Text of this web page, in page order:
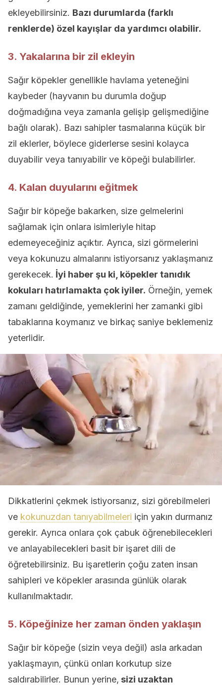
ekleyebilirsiniz. Bazı durumlarda (farklı
renklerde) özel kayışlar da yardımcı olabilir.
3. Yakalarına bir zil ekleyin
Sağır köpekler genellikle havlama yeteneğini
kaybeder (hayvanın bu durumla doğup
doğmadığına veya zamanla gelişip gelişmediğine
bağlı olarak). Bazı sahipler tasmalarına küçük bir
zil eklerler, böylece giderlerse sesini kolayca
duyabilir veya tanıyabilir ve köpeği bulabilirler.
4. Kalan duyularını eğitmek
Sağır bir köpeğe bakarken, size gelmelerini
sağlamak için onlara isimleriyle hitap
edemeyeceğiniz açıktır. Ayrıca, sizi görmelerini
veya kokunuzu almalarını istiyorsanız yaklaşmanız
gerekecek. İyi haber şu ki, köpekler tanıdık
kokuları hatırlamakta çok iyiler. Örneğin, yemek
zamanı geldiğinde, yemeklerini her zamanki gibi
tabaklarına koymanız ve birkaç saniye beklemeniz
yeterlidir.
Dikkatlerini çekmek istiyorsanız, sizi görebilmeleri
ve kokunuzdan tanıyabilmeleri için yakın durmanız
gerekir. Ayrıca onlara çok çabuk öğrenebilecekleri
ve anlayabilecekleri basit bir işaret dili de
öğretebilirsiniz. Bu işaretlerin çoğu zaten insan
sahipleri ve köpekler arasında günlük olarak
kullanılmaktadır.
5. Köpeğinize her zaman önden yaklaşın
Sağır bir köpeğe (sizin veya değil) asla arkadan
yaklaşmayın, çünkü onları korkutup size
saldırabilirler. Bunun yerine, sizi uzaktan